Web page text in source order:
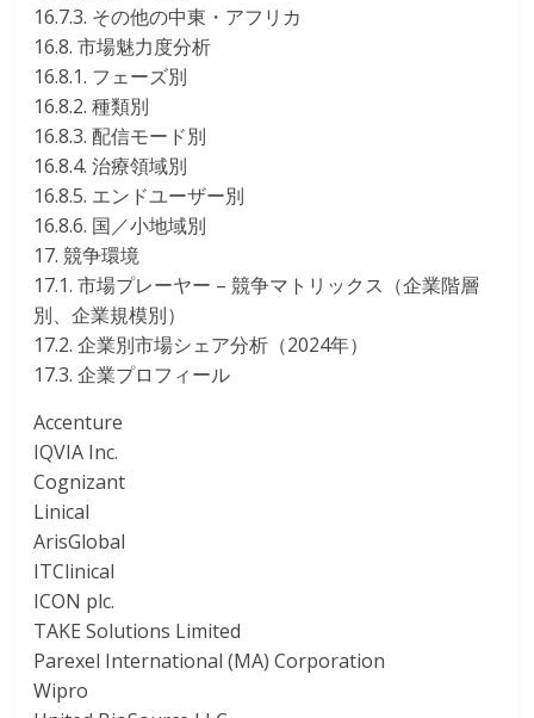
16.7.3. その他の中東・アフリカ
16.8. 市場魅力度分析
16.8.1. フェーズ別
16.8.2. 種類別
16.8.3. 配信モード別
16.8.4. 治療領域別
16.8.5. エンドユーザー別
16.8.6. 国／小地域別
17. 競争環境
17.1. 市場プレーヤー – 競争マトリックス（企業階層
別、企業規模別）
17.2. 企業別市場シェア分析（2024年）
17.3. 企業プロフィール
Accenture
IQVIA Inc.
Cognizant
Linical
ArisGlobal
ITClinical
ICON plc.
TAKE Solutions Limited
Parexel International (MA) Corporation
Wipro